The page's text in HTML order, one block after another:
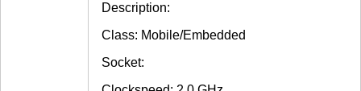
Description:
Class: Mobile/Embedded
Socket: